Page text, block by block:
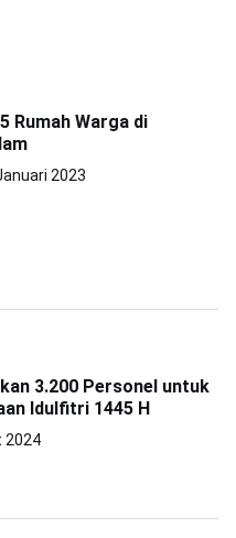
Rumah Warga di
2023
3.200 Personel untuk
Idulfitri 1445 H
2024